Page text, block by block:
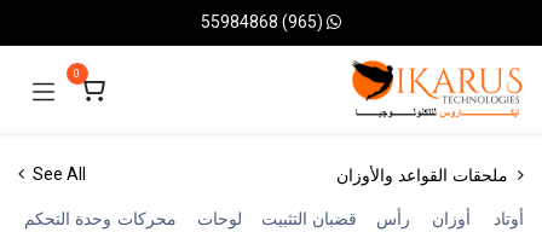
(965) 55984868
0
ملحقات القواعد والأوزان See All
أوتاد
أوزان
رأس
قضبان التثبيت
لوحات
محركات وحدة التحكم